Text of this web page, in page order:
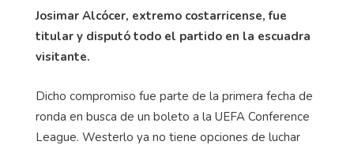
Josimar Alcócer, extremo costarricense, fue
titular y disputó todo el partido en la escuadra
visitante.
Dicho compromiso fue parte de la primera fecha de
ronda en busca de un boleto a la UEFA Conference
League. Westerlo ya no tiene opciones de luchar